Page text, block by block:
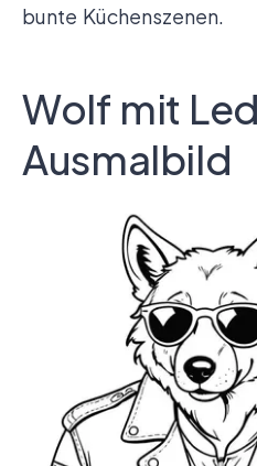
bunte Küchenszenen.
Wolf mit
Ausmalbild